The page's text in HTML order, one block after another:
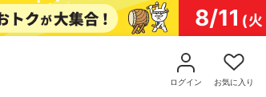
ログイン お気に入り